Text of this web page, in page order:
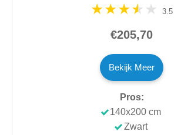
3.5
€205,70
Bekijk Meer
Pros:
140x200 cm
Zwart